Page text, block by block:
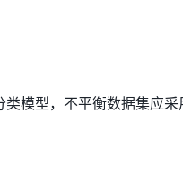
模型，不平衡数据集应采